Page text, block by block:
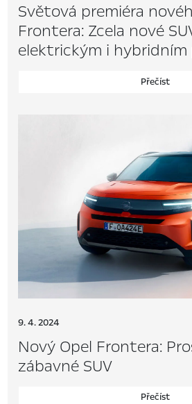
Světová premiéra
Frontera: Zcela nové
elektrickým i hybridním
Přečíst
9. 4. 2024
Nový Opel Frontera:
zábavné SUV
Přečíst